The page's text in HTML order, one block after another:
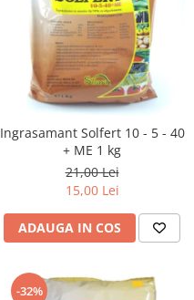
Ingrasamant Solfert 10 - 5 - 40
+ ME 1 kg
21,00 Lei
15,00 Lei
ADAUGA IN COS
-32%